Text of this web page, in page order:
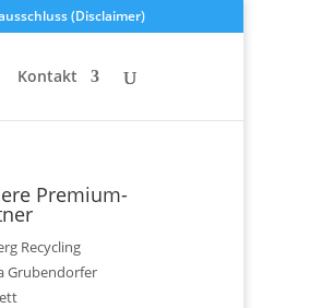
(Disclaimer)
Kontakt
Premium-
Recycling
Grubendorfer